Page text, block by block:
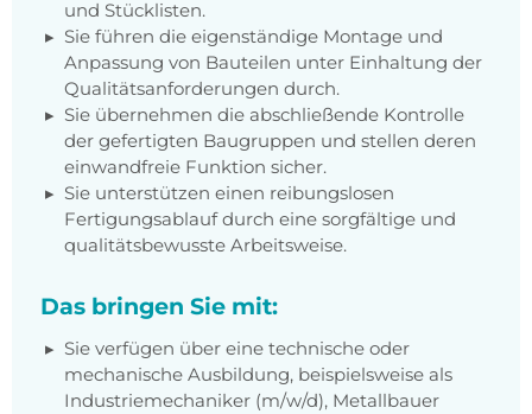
und Stücklisten.
Sie führen die eigenständige Montage und
Anpassung von Bauteilen unter Einhaltung der
Qualitätsanforderungen durch.
Sie übernehmen die abschließende Kontrolle
der gefertigten Baugruppen und stellen deren
einwandfreie Funktion sicher.
Sie unterstützen einen reibungslosen
Fertigungsablauf durch eine sorgfältige und
qualitätsbewusste Arbeitsweise.
Das bringen Sie mit:
Sie verfügen über eine technische oder
mechanische Ausbildung, beispielsweise als
Industriemechaniker (m/w/d), Metallbauer